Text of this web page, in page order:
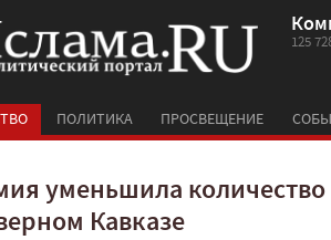
125
ПОЛИТИКА ПРОСВЕЩЕНИЕ
уменьшила количество
Кавказе